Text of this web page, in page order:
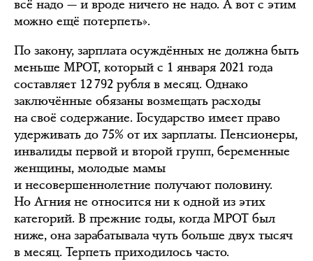
всё надо — и вроде ничего не надо. А вот с этим
можно ещё потерпеть».
По закону, зарплата осуждённых не должна быть
меньше МРОТ, который с 1 января 2021 года
составляет 12 792 рубля в месяц. Однако
заключённые обязаны возмещать расходы
на своё содержание. Государство имеет право
удерживать до 75% от их зарплаты. Пенсионеры,
инвалиды первой и второй групп, беременные
женщины, молодые мамы
и несовершеннолетние получают половину.
Но Агния не относится ни к одной из этих
категорий. В прежние годы, когда МРОТ был
ниже, она зарабатывала чуть больше двух тысяч
в месяц. Терпеть приходилось часто.